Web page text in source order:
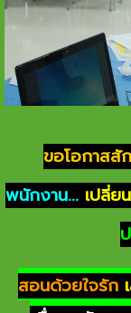
ขอโอกาสสั
พนักงาน... เปลี่ย
สอนด้วยใจรัก